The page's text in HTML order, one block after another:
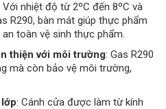
Với nhiệt độ từ 2ºC đến 8ºC và
R290, bàn mát giúp thực phẩm
toàn vệ sinh thực phẩm.
thiện với môi trường: Gas R290
mà còn bảo vệ môi trường,
: Cánh cửa được làm từ kính